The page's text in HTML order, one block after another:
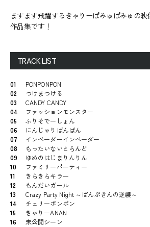
ますます飛躍するきゃりーぱみゅぱみゅの
作品集です！
TRACK LIST
01
PONPONPON
02
つけまつける
03
CANDY CANDY
04
ファッションモンスター
05
ふりそでーしょん
06
にんじゃりばんばん
07
インベーダーインベーダー
08
もったいないとらんど
09
ゆめのはじまりんりん
10
ファミリーパーティー
11
きらきらキラー
12
もんだいガール
13
Crazy Party Night ～ぱんぷきんの逆襲～
14
チェリーボンボン
15
きゃりーANAN
16
未公開シーン